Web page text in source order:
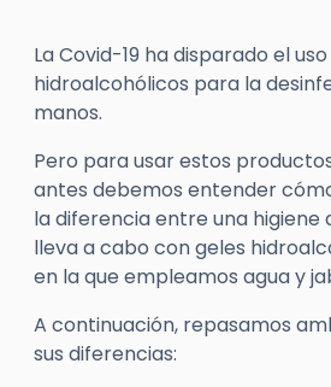
La Covid-19 ha disparado el
hidroalcohólicos para la
manos.
Pero para usar estos
antes debemos entender
la diferencia entre una higiene
lleva a cabo con geles
en la que empleamos agua y
A continuación, repasamos
sus diferencias: